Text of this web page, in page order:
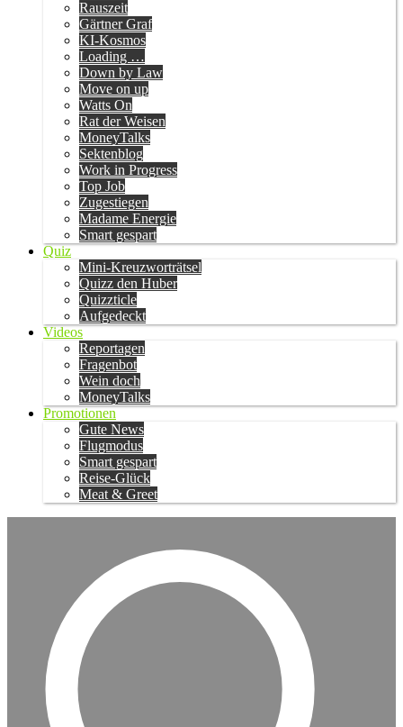
Rauszeit
Gärtner Graf
KI-Kosmos
Loading …
Down by Law
Move on up
Watts On
Rat der Weisen
MoneyTalks
Sektenblog
Work in Progress
Top Job
Zugestiegen
Madame Energie
Smart gespart
Quiz
Mini-Kreuzworträtsel
Quizz den Huber
Quizzticle
Aufgedeckt
Videos
Reportagen
Fragenbot
Wein doch
MoneyTalks
Promotionen
Gute News
Flugmodus
Smart gespart
Reise-Glück
Meat & Greet